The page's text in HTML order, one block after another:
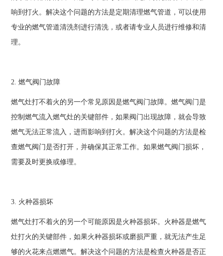
响到打火。解决这个问题的方法是定期清理燃气管道，可以使用
专业的燃气管道清洗剂进行清洗，或者请专业人员进行维修和清
理。
2. 燃气阀门故障
燃气灶打不着火的另一个常见原因是燃气阀门故障。燃气阀门是
控制燃气流入燃气灶的关键部件，如果阀门出现故障，就会导致
燃气无法正常流入，进而影响到打火。解决这个问题的方法是检
查燃气阀门是否打开，并确保其正常工作。如果燃气阀门损坏，
需要及时更换或修理。
3. 火种器损坏
燃气灶打不着火的另一个可能原因是火种器损坏。火种器是燃气
灶打火的关键部件，如果火种器损坏或磨损严重，就无法产生足
够的火花来点燃燃气。解决这个问题的方法是检查火种器是否正